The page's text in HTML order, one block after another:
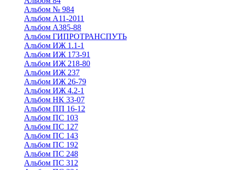
Альбом № 984
Альбом А11-2011
Альбом А385-88
Альбом ГИПРОТРАНСПУТЬ
Альбом ИЖ 1.1-1
Альбом ИЖ 173-91
Альбом ИЖ 218-80
Альбом ИЖ 237
Альбом ИЖ 26-79
Альбом ИЖ 4.2-1
Альбом НК 33-07
Альбом ПП 16-12
Альбом ПС 103
Альбом ПС 127
Альбом ПС 143
Альбом ПС 192
Альбом ПС 248
Альбом ПС 312